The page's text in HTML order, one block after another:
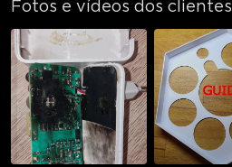
Fotos e vídeos dos clientes